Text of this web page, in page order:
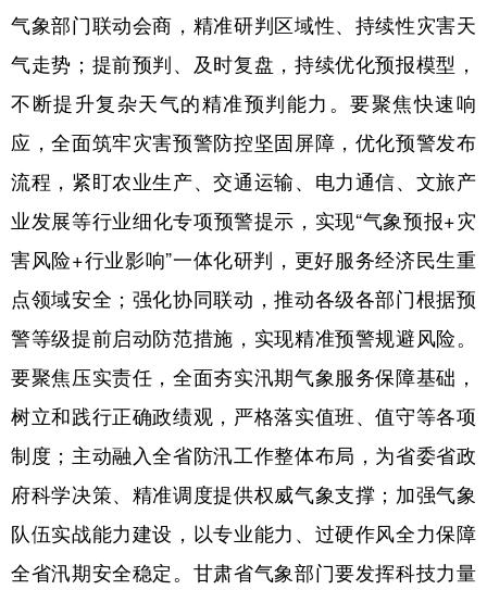
气象部门联动会商，精准研判区域性、持续性灾害天
气走势；提前预判、及时复盘，持续优化预报模型，
不断提升复杂天气的精准预判能力。要聚焦快速响
应，全面筑牢灾害预警防控坚固屏障，优化预警发布
流程，紧盯农业生产、交通运输、电力通信、文旅产
业发展等行业细化专项预警提示，实现“气象预报+灾
害风险+行业影响”一体化研判，更好服务经济民生重
点领域安全；强化协同联动，推动各级各部门根据预
警等级提前启动防范措施，实现精准预警规避风险。
要聚焦压实责任，全面夯实汛期气象服务保障基础，
树立和践行正确政绩观，严格落实值班、值守等各项
制度；主动融入全省防汛工作整体布局，为省委省政
府科学决策、精准调度提供权威气象支撑；加强气象
队伍实战能力建设，以专业能力、过硬作风全力保障
全省汛期安全稳定。甘肃省气象部门要发挥科技力量